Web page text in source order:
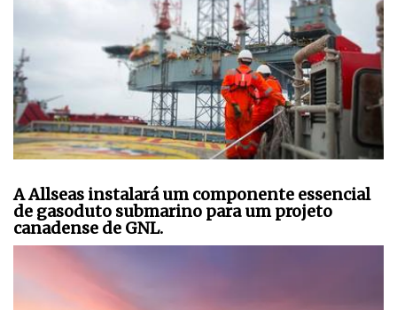
A Allseas instalará um componente essencial
de gasoduto submarino para um projeto
canadense de GNL.